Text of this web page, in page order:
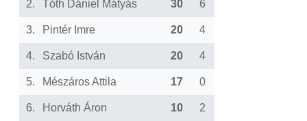
2. Tóth Dániel Mátyás 30 6
3. Pintér Imre 20 4
4. Szabó István 20 4
5. Mészáros Attila 17 0
6. Horváth Áron 10 2